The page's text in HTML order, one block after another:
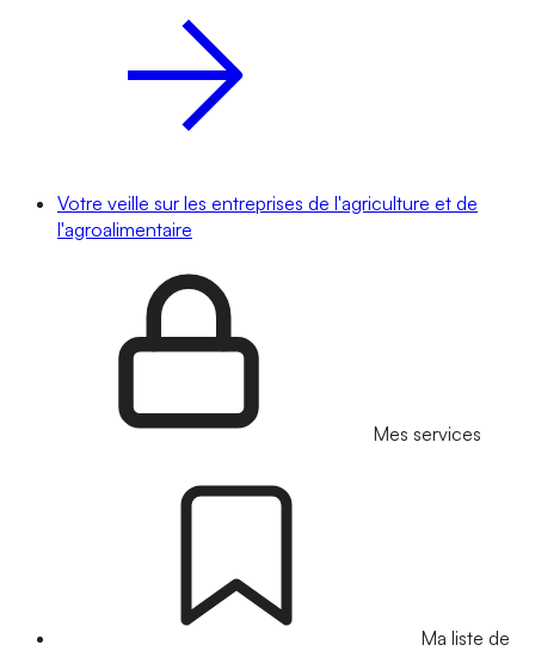
Votre veille sur les entreprises de l'agriculture et de
l'agroalimentaire
Mes services
Ma liste de